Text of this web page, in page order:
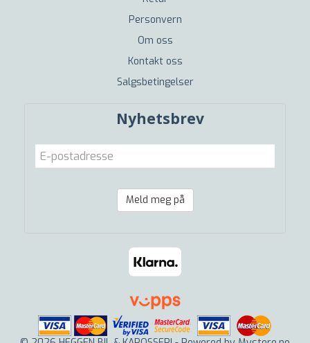
Personvern
Om oss
Kontakt oss
Salgsbetingelser
Nyhetsbrev
Meld meg på